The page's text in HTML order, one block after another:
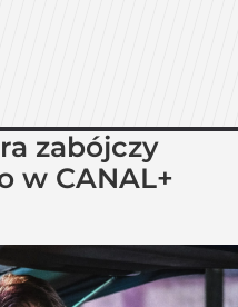
zabójczy
w CANAL+